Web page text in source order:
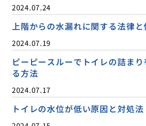
2024.07.24
上階からの水漏れに関する法律と
2024.07.19
ピーピースルーでトイレの詰ま
る方法
2024.07.17
トイレの水位が低い原因と対処法